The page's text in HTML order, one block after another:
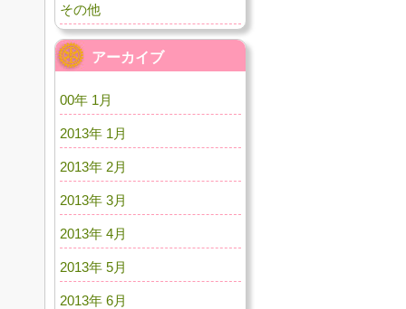
その他
アーカイブ
00年 1月
2013年 1月
2013年 2月
2013年 3月
2013年 4月
2013年 5月
2013年 6月